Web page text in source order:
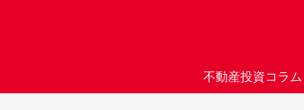
不動産投資コラム